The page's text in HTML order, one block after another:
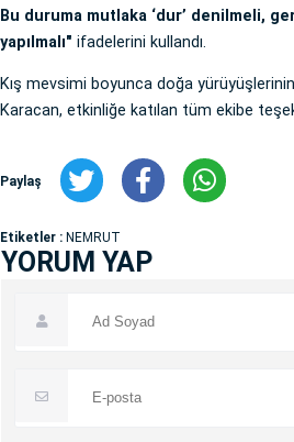
Bu duruma mutlaka ‘dur’ denilmeli,
yapılmalı" ifadelerini kullandı.
Kış mevsimi boyunca doğa
Karacan, etkinliğe katılan tüm ekibe
Paylaş
Etiketler : NEMRUT
YORUM YAP